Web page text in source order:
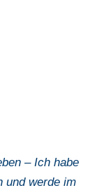
– Ich habe
und werde im